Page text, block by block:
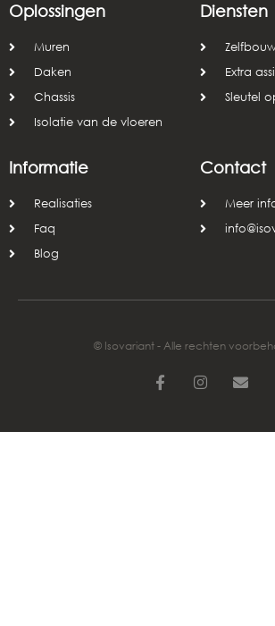
Oplossingen
Muren
Daken
Chassis
Isolatie van de vloeren
Diensten
Extra
Sleutel
Informatie
Realisaties
Faq
Blog
Contact
Meer
© Isovariant - Alle rechten